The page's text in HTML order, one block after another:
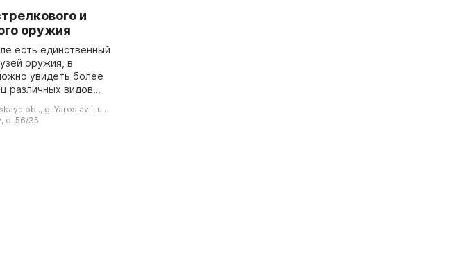
и
оружия
есть единственный
оружия, в
увидеть более
различных видов
предметы. Он был
Михайловичем
obl., g. Yaroslavlʹ, ul.
d. 56/35